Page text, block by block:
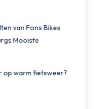
van Fons Bikes
Mooiste
op warm fietsweer?